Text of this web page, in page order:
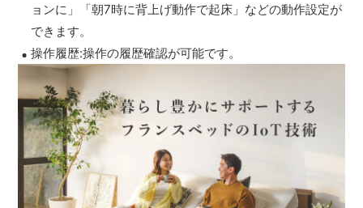
ョンに」「朝7時に背上げ動作で起床」などの動作設定が
できます。
操作履歴:操作の履歴確認が可能です。